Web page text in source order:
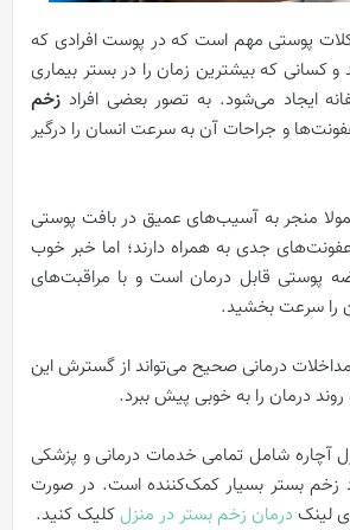
پوستی مهم است که در پوست افرادی که
کسانی که بیشترین زمان را در بستر بیماری
ایجاد می‌شود. به تصور بعضی افراد زخم
و جراحات آن به سرعت انسان را درگیر
منجر به آسیب‌های عمیق در بافت پوستی
جدی به همراه دارند؛ اما خبر خوب
پوستی قابل درمان است و با مراقبت‌های
را سرعت بخشید.
درمانی صحیح می‌تواند از گسترش این
درمان را به خوبی پیش ببرد.
آچاره شامل تمامی خدمات درمانی و پزشکی
زخم بستر بسیار کمک‌کننده است. در صورت
لینکدرمان زخم بستر در منزل کلیک کنید.